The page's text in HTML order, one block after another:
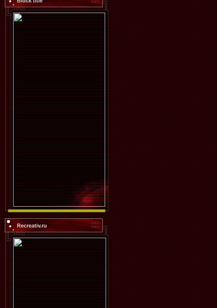
Recreativ.ru